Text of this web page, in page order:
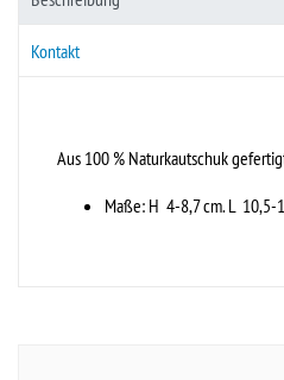
Kontakt
Aus 100 % Naturkautschuk
Maße: H 4-8,7 cm. L 10,5-